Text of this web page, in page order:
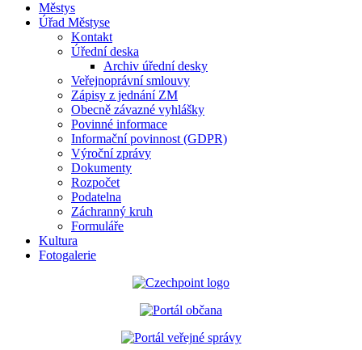
Městys
Úřad Městyse
Kontakt
Úřední deska
Archiv úřední desky
Veřejnoprávní smlouvy
Zápisy z jednání ZM
Obecně závazné vyhlášky
Povinné informace
Informační povinnost (GDPR)
Výroční zprávy
Dokumenty
Rozpočet
Podatelna
Záchranný kruh
Formuláře
Kultura
Fotogalerie